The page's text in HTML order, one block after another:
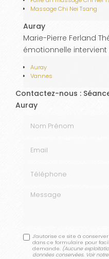
Massage Chi Nei Tsang
Auray
Marie-Pierre Ferland
émotionnelle
Auray
Vannes
Contactez-nous :
Auray
Nom Prénom
Téléphone
Message
J'autorise ce site à
dans ce formulaire pour
demande. (Aucune
données conservées. Voir